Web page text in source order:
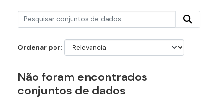
Ordenar por
Não foram encontrados
conjuntos de dados